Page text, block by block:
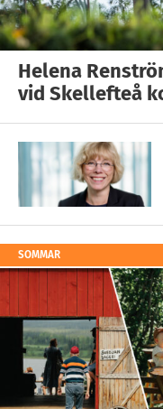
Helena
vid Skellefteå
SOMMAR